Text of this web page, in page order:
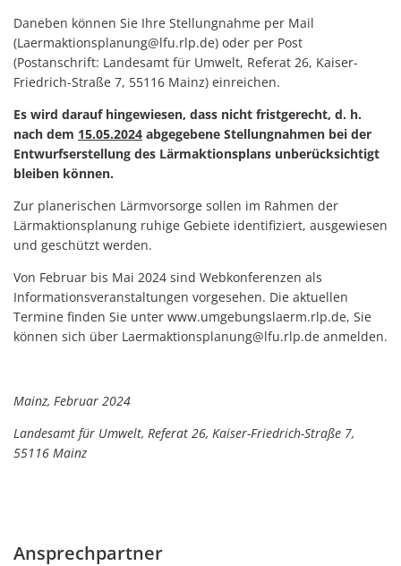
Daneben können Sie Ihre Stellungnahme per Mail
(Laermaktionsplanung@lfu.rlp.de) oder per Post
(Postanschrift: Landesamt für Umwelt, Referat 26, Kaiser-
Friedrich-Straße 7, 55116 Mainz) einreichen.
Es wird darauf hingewiesen, dass nicht fristgerecht, d. h.
nach dem 15.05.2024 abgegebene Stellungnahmen bei der
Entwurfserstellung des Lärmaktionsplans unberücksichtigt
bleiben können.
Zur planerischen Lärmvorsorge sollen im Rahmen der
Lärmaktionsplanung ruhige Gebiete identifiziert, ausgewiesen
und geschützt werden.
Von Februar bis Mai 2024 sind Webkonferenzen als
Informationsveranstaltungen vorgesehen. Die aktuellen
Termine finden Sie unter www.umgebungslaerm.rlp.de, Sie
können sich über Laermaktionsplanung@lfu.rlp.de anmelden.
Mainz, Februar 2024
Landesamt für Umwelt, Referat 26, Kaiser-Friedrich-Straße 7,
55116 Mainz
Ansprechpartner